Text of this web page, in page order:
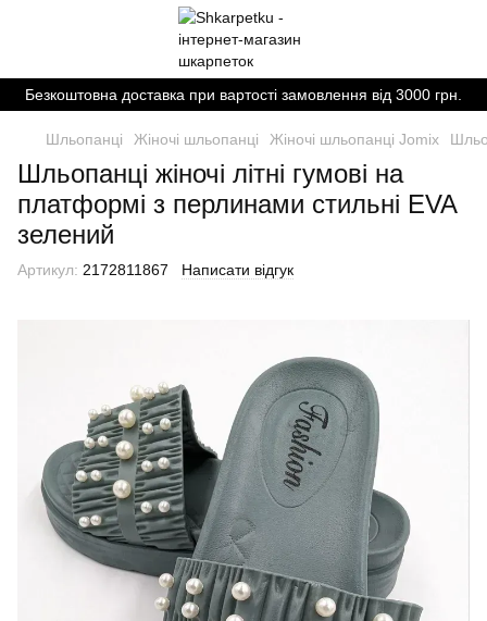
Безкоштовна доставка при вартості замовлення від 3000 грн.
Шльопанці Жіночі шльопанці Жіночі шльопанці Jomix
Шльопанці жіночі літні гумові на
платформі з перлинами стильні EVA
зелений
Артикул: 2172811867 Написати відгук